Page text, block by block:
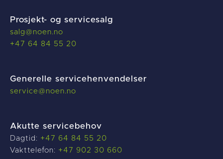
Prosjekt- og servicesalg
salg@noen.no
+47 64 84 55 20
Generelle servicehenvendelser
service@noen.no
Akutte servicebehov
Dagtid: +47 64 84 55 20
Vakttelefon: +47 902 30 660